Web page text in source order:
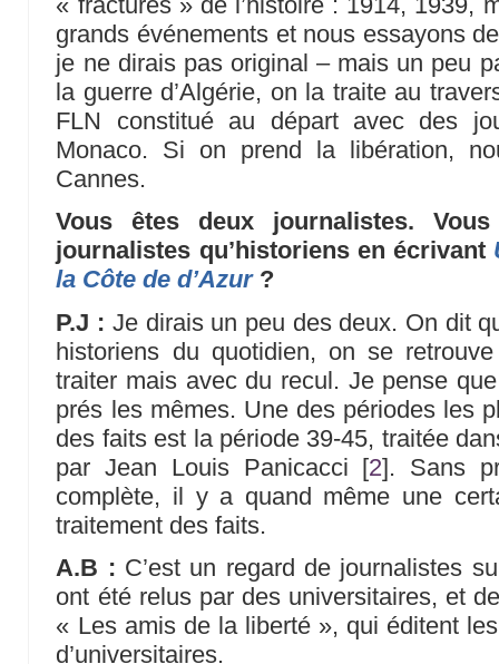
grands événements et nous essayons
je ne dirais pas original – mais un peu
la guerre d’Algérie, on la traite au
FLN constitué au départ avec des
Monaco. Si on prend la libération,
Cannes.
Vous êtes deux journalistes.
journalistes qu’historiens en écrivant
la Côte de d’Azur?
P.J : Je dirais un peu des deux. On dit
historiens du quotidien, on se
traiter mais avec du recul. Je pense
prés les mêmes. Une des périodes les
des faits est la période 39-45, traitée
par Jean Louis Panicacci [2]. Sans
complète, il y a quand même une
traitement des faits.
A.B : C’est un regard de journalistes
ont été relus par des universitaires, et
« Les amis de la liberté », qui éditent
d’universitaires.